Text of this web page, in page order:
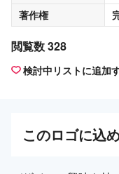
著作権
閲覧数 328
検討中リストに追加
このロゴに込